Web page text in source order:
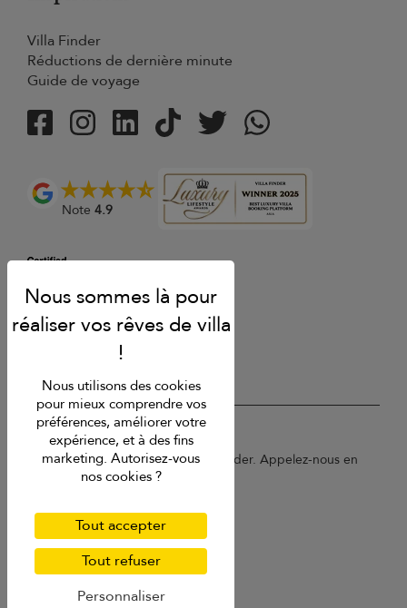
Villa Finder
Réductions de dernière minute
Guide de voyage
Note 4.9
USD $ fr Français
Copyright © 2026 Sri Lanka Villa Finder. Appelez-nous en
France au 01 78 90 04 96.
Politique de confidentialité
Cookies
Plan du site
Nous utilisons des cookies
pour mieux comprendre vos
préférences, améliorer votre
expérience, et à des fins
marketing. Autorisez-vous
nos cookies ?
Tout accepter
Tout refuser
Personnaliser